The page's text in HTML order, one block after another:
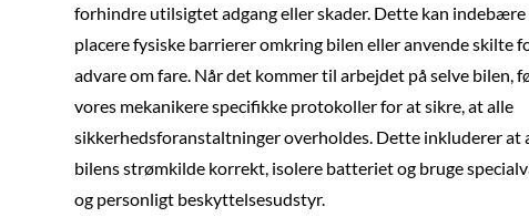
forhindre utilsigtet adgang eller skader. Dette kan indebære
placere fysiske barrierer omkring bilen eller anvende skilte
advare om fare. Når det kommer til arbejdet på selve bilen,
vores mekanikere specifikke protokoller for at sikre, at alle
sikkerhedsforanstaltninger overholdes. Dette inkluderer at
bilens strømkilde korrekt, isolere batteriet og bruge
og personligt beskyttelsesudstyr.